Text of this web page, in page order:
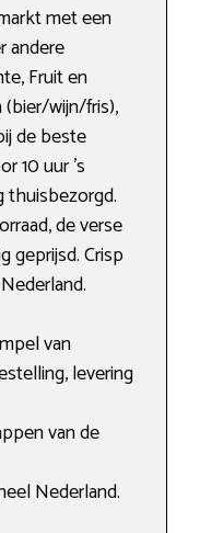
met een
andere
Fruit en
(bier/wijn/fris),
de beste
10 uur ’s
thuisbezorgd.
de verse
geprijsd. Crisp
van
levering
van de
Nederland.